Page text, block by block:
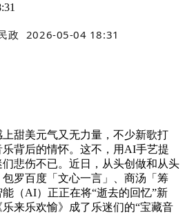
政 2026-05-04 18:31
美元气又无力量，不少新歌打
背后的情怀。这不，用AI手艺提
悲伤不已。近日，从头创做和从头
罗百度「文心一言」、商汤「筹
（AI）正正在将“逝去的回忆”新
来乐欢愉》成了乐迷们的“宝藏音